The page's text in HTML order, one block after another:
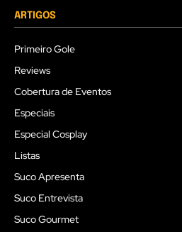
ARTIGOS
Primeiro Gole
Reviews
Cobertura de Eventos
Especiais
Especial Cosplay
Listas
Suco Apresenta
Suco Entrevista
Suco Gourmet